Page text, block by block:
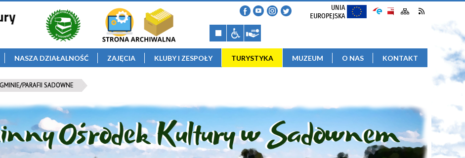
NASZA DZIAŁALNOŚĆ ZAJĘCIA KLUBY I ZESPOŁY TURYSTYKA MUZEUM O NAS KONTAKT
PARAFII SADOWNE